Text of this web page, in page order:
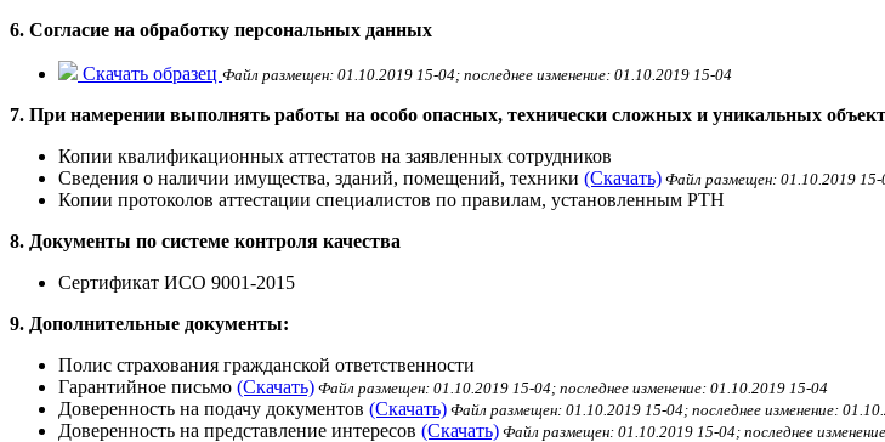
6. Согласие на обработку персональных данных
Скачать образец Файл размещен: 01.10.2019 15-04; последнее изменение: 01.10.2019 15-04
7. При намерении выполнять работы на особо опасных, технически сложных и уникальных
Копии квалификационных аттестатов на заявленных сотрудников
Сведения о наличии имущества, зданий, помещений, техники (Скачать) Файл размещен: 01.10.2019 15-
Копии протоколов аттестации специалистов по правилам, установленным РТН
8. Документы по системе контроля качества
Сертификат ИСО 9001-2015
9. Дополнительные документы:
Полис страхования гражданской ответственности
Гарантийное письмо (Скачать) Файл размещен: 01.10.2019 15-04; последнее изменение: 01.10.2019 15-04
Доверенность на подачу документов (Скачать) Файл размещен: 01.10.2019 15-04; последнее изменение:
Доверенность на представление интересов (Скачать) Файл размещен: 01.10.2019 15-04; последнее